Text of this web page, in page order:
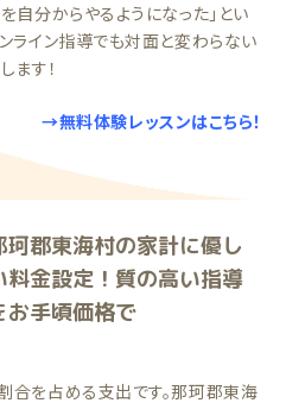
自分からやるようになった」とい
ライン指導でも対面と変わらない
ます！
→無料体験レッスンはこちら！
珂郡東海村の家計に優し
料金設定！質の高い指導
お手頃価格で
合を占める支出です。那珂郡東海